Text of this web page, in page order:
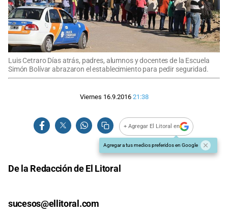
Luis Cetraro Días atrás, padres, alumnos y docentes de la Escuela
Simón Bolívar abrazaron el establecimiento para pedir seguridad.
Viernes 16.9.2016 21:38
+ Agregar El Litoral en
Agregar a tus medios preferidos en Google
De la Redacción de El Litoral
sucesos@ellitoral.com